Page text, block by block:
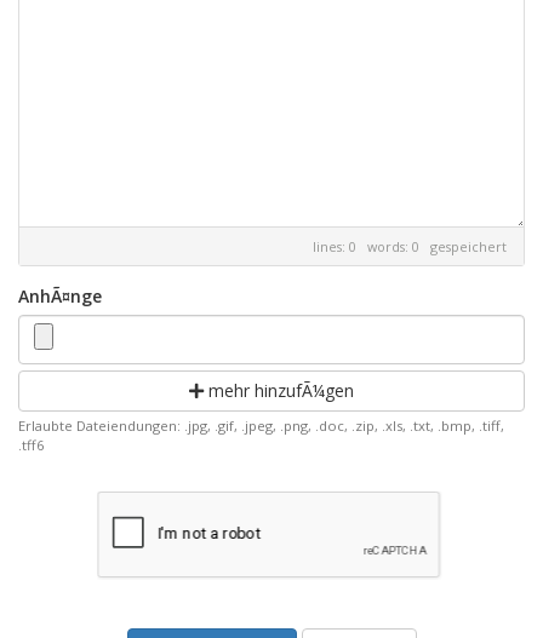
lines: 0 words: 0 gespeichert
AnhÃ¤nge
mehr hinzufÃ¼gen
Erlaubte Dateiendungen: .jpg, .gif, .jpeg, .png, .doc, .zip, .xls, .txt, .bmp, .tiff,
.tff6